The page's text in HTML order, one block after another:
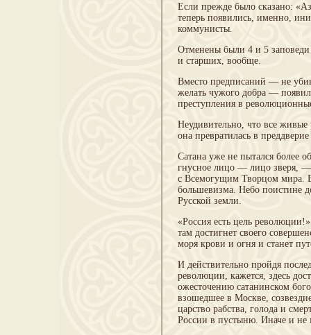
Если прежде было сказано:
теперь появились, именно,
коммунисты.
Отменены были 4 и 5 заповеди
и старших, вообще.
Вместо предписаний — не
желать чужого добра —
преступления в
Неудивительно, что все
она превратилась в
Сатана уже не пытался более
гнусное лицо — лицо зверя, —
с Всемогущим Творцом мира.
большевизма. Небо поистине
Русской земли.
«Россия есть цель
там достигнет своего
моря крови и огня и станет
И действительно пройдя
революции, кажется, здесь
ожесточению сатанинском
взошедшее в Москве,
царство рабства, голода и
России в пустыню. Иначе и не